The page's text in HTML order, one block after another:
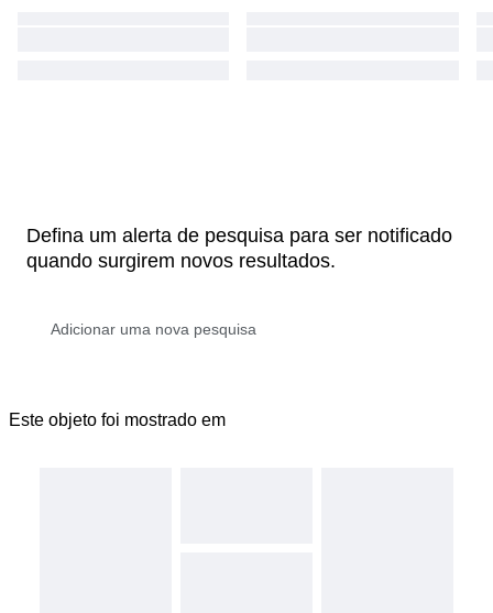
Defina um alerta de pesquisa para ser notificado
quando surgirem novos resultados.
Este objeto foi mostrado em